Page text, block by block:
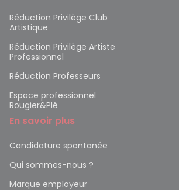
Réduction Privilège Club
Artistique
Réduction Privilège Artiste
Professionnel
Réduction Professeurs
Espace professionnel
Rougier&Plé
En savoir plus
Candidature spontanée
Qui sommes-nous ?
Marque employeur